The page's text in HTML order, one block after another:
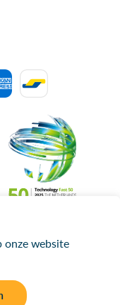
exclusief btw
onze website